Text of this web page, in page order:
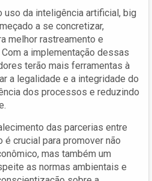
uso da inteligência artificial, big
a se concretizar,
melhor rastreamento e
a implementação dessas
terão mais ferramentas à
a legalidade e a integridade do
dos processos e reduzindo
das parcerias entre
crucial para promover não
mas também um
as normas ambientais e